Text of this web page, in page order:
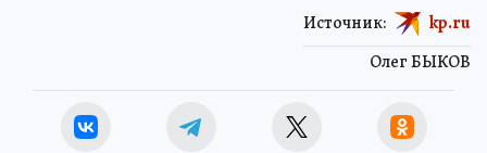
Олег БЫКОВ
Источник: kp.ru